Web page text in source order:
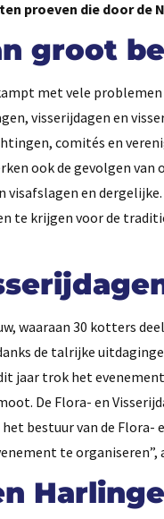
proeven die door
groot
met vele
visserijdagen en
comités en
ook de gevolgen van
visafslagen en
te krijgen voor de
waaraan 30 kotters
de talrijke
jaar trok het
De Flora- en
bestuur van de Flora-
te organiseren”,